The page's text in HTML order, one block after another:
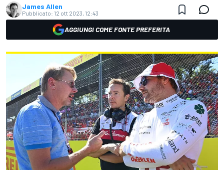
James Allen
Pubblicato: 12 ott 2023, 12:43
AGGIUNGI COME FONTE PREFERITA